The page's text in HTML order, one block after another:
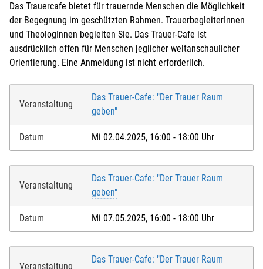
Das Trauercafe bietet für trauernde Menschen die Möglichkeit
der Begegnung im geschützten Rahmen. TrauerbegleiterInnen
und TheologInnen begleiten Sie. Das Trauer-Cafe ist
ausdrücklich offen für Menschen jeglicher weltanschaulicher
Orientierung. Eine Anmeldung ist nicht erforderlich.
Veranstaltung
Das Trauer-Cafe: "Der Trauer Raum
geben"
Datum Mi 02.04.2025, 16:00 - 18:00 Uhr
Veranstaltung
Das Trauer-Cafe: "Der Trauer Raum
geben"
Datum Mi 07.05.2025, 16:00 - 18:00 Uhr
Veranstaltung
Das Trauer-Cafe: "Der Trauer Raum